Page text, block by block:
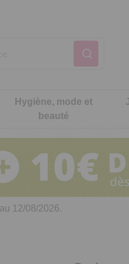
produit du
produit du
produit du
Hygiène, mode et
beauté
produit du
produit du
produit du
12/08/2026.